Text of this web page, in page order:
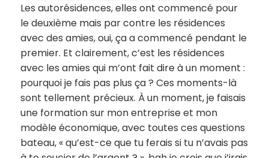
Les autorésidences, elles ont commencé pour
le deuxième mais par contre les résidences
avec des amies, oui, ça a commencé pendant le
premier. Et clairement, c’est les résidences
avec les amies qui m’ont fait dire à un moment :
pourquoi je fais pas plus ça ? Ces moments-là
sont tellement précieux. À un moment, je faisais
une formation sur mon entreprise et mon
modèle économique, avec toutes ces questions
bateau, « qu’est-ce que tu ferais si tu n’avais pas